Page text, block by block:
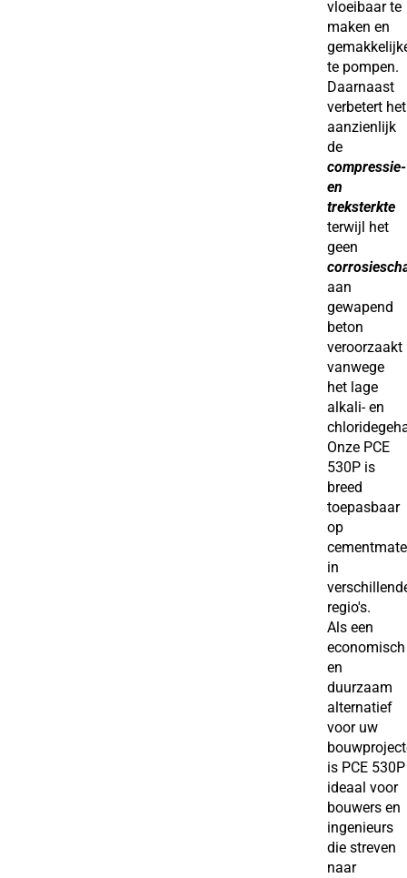
vloeibaar te
maken en
te pompen.
Daarnaast
verbetert het
aanzienlijk
de
compressie-
en
treksterkte
terwijl het
geen
aan
gewapend
beton
veroorzaakt
vanwege
het lage
alkali- en
Onze PCE
530P is
breed
toepasbaar
op
in
regio's.
Als een
economisch
en
duurzaam
alternatief
voor uw
is PCE 530P
ideaal voor
bouwers en
ingenieurs
die streven
naar